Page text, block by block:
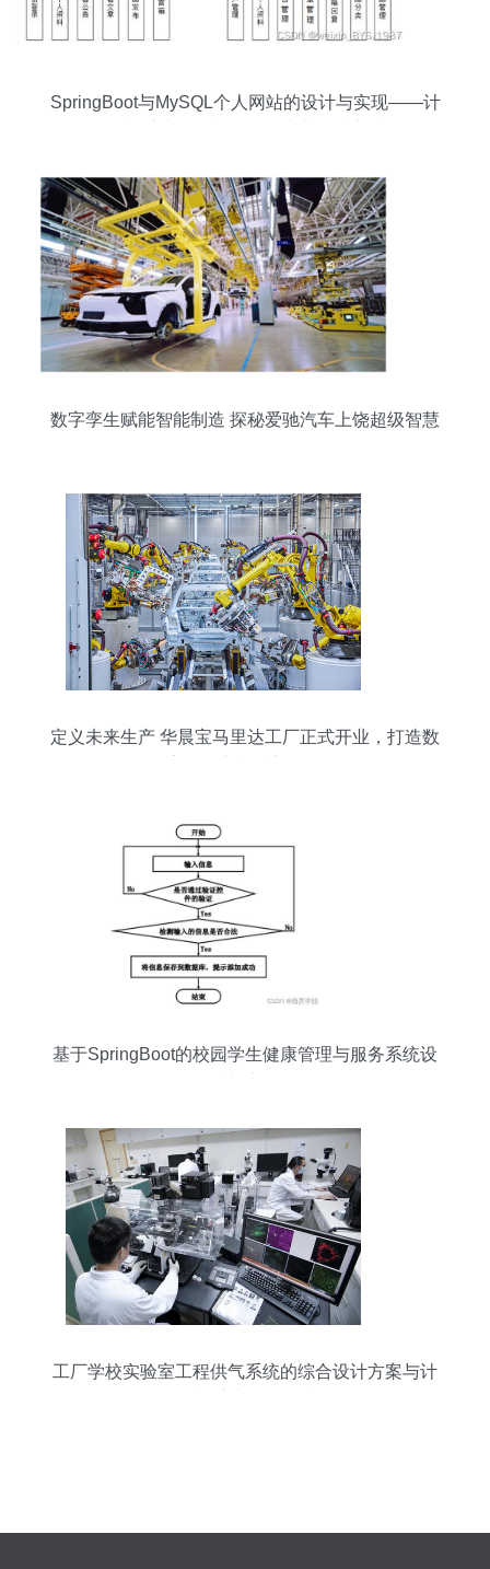
SpringBoot与MySQL个人网站的设计与实现——计
数字孪生赋能智能制造 探秘爱驰汽车上饶超级智慧
定义未来生产 华晨宝马里达工厂正式开业，打造数
基于SpringBoot的校园学生健康管理与服务系统设
工厂学校实验室工程供气系统的综合设计方案与计